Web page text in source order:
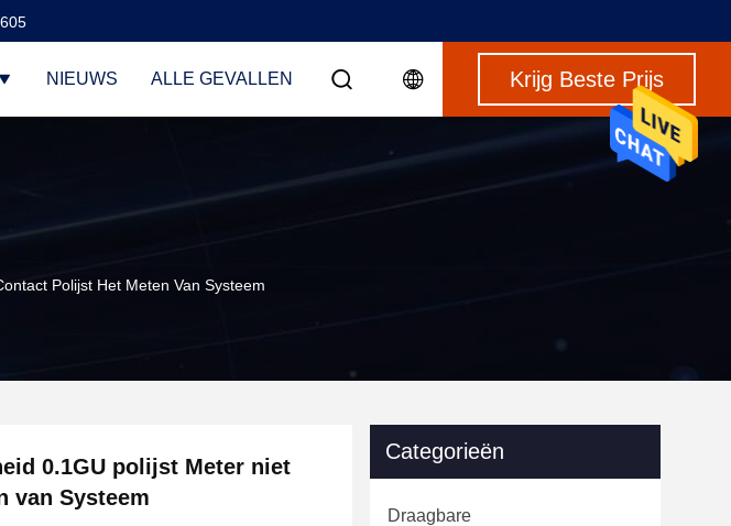
NIEUWS ALLE GEVALLEN Krijg Beste Prijs
Polijst Het Meten Van Systeem
0.1GU polijst Meter niet
van Systeem
Categorieën
Draagbare